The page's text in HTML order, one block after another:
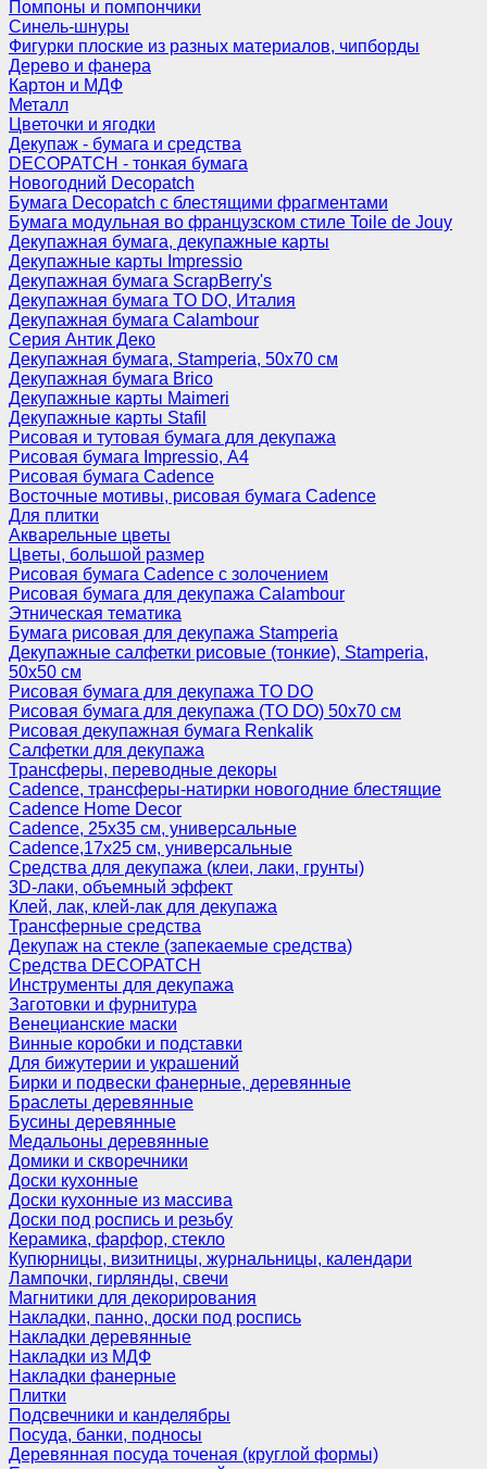
Помпоны и помпончики
Синель-шнуры
Фигурки плоские из разных материалов, чипборды
Дерево и фанера
Картон и МДФ
Металл
Цветочки и ягодки
Декупаж - бумага и средства
DECOPATCH - тонкая бумага
Новогодний Decopatch
Бумага Decopatch с блестящими фрагментами
Бумага модульная во французском стиле Toile de Jouy
Декупажная бумага, декупажные карты
Декупажные карты Impressio
Декупажная бумага ScrapBerry's
Декупажная бумага TO DO, Италия
Декупажная бумага Calambour
Серия Антик Деко
Декупажная бумага, Stamperia, 50х70 см
Декупажная бумага Brico
Декупажные карты Maimeri
Декупажные карты Stafil
Рисовая и тутовая бумага для декупажа
Рисовая бумага Impressio, А4
Рисовая бумага Cadence
Восточные мотивы, рисовая бумага Cadence
Для плитки
Акварельные цветы
Цветы, большой размер
Рисовая бумага Cadence c золочением
Рисовая бумага для декупажа Calambour
Этническая тематика
Бумага рисовая для декупажа Stamperia
Декупажные салфетки рисовые (тонкие), Stamperia,
50х50 см
Рисовая бумага для декупажа TO DO
Рисовая бумага для декупажа (TO DO) 50х70 см
Рисовая декупажная бумага Renkalik
Салфетки для декупажа
Трансферы, переводные декоры
Cadence, трансферы-натирки новогодние блестящие
Cadence Home Decor
Cadence, 25х35 см, универсальные
Cadence,17х25 см, универсальные
Средства для декупажа (клеи, лаки, грунты)
3D-лаки, объемный эффект
Клей, лак, клей-лак для декупажа
Трансферные средства
Декупаж на стекле (запекаемые средства)
Средства DECOPATCH
Инструменты для декупажа
Заготовки и фурнитура
Венецианские маски
Винные коробки и подставки
Для бижутерии и украшений
Бирки и подвески фанерные, деревянные
Браслеты деревянные
Бусины деревянные
Медальоны деревянные
Домики и скворечники
Доски кухонные
Доски кухонные из массива
Доски под роспись и резьбу
Керамика, фарфор, стекло
Купюрницы, визитницы, журнальницы, календари
Лампочки, гирлянды, свечи
Магнитики для декорирования
Накладки, панно, доски под роспись
Накладки деревянные
Накладки из МДФ
Накладки фанерные
Плитки
Подсвечники и канделябры
Посуда, банки, подносы
Деревянная посуда точеная (круглой формы)